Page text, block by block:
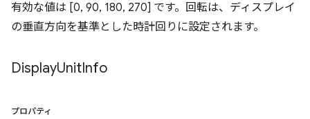
有効な値は [0, 90, 180, 270] です。回転は、ディスプレイ
の垂直方向を基準とした時計回りに設定されます。
DisplayUnitInfo
プロパティ